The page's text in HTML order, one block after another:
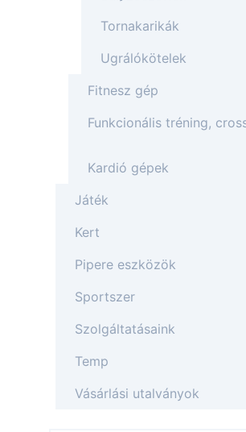
Tornakarikák
Ugrálókötelek
Fitnesz gép
Funkcionális tréning,
Kardió gépek
Játék
Kert
Pipere eszközök
Sportszer
Szolgáltatásaink
Temp
Vásárlási utalványok